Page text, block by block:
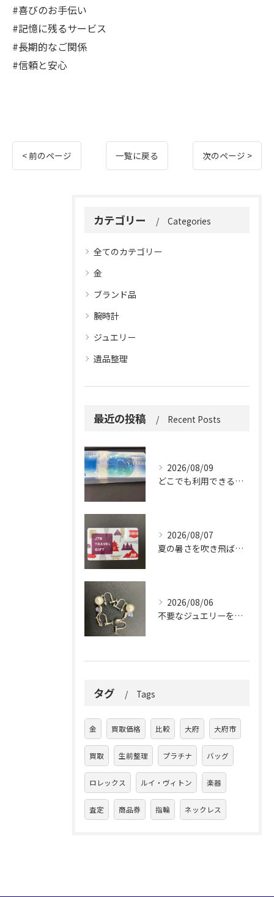
#喜びのお手伝い
#記憶に残るサービス
#長期的なご関係
#信頼と安心
< 前のページ 一覧に戻る 次のページ >
カテゴリー Categories
全てのカテゴリー
金
ブランド品
腕時計
ジュエリー
遺品整理
最近の投稿 Recent Posts
2026/08/09
どこでも利用できる便利さ。
2026/08/07
夏の暑さを吹き飛ばしに来てください。
2026/08/06
不要なジュエリーを眠らせていませんか？
タグ Tags
金 買取価格 比較 大府 大府市
買取 生前整理 プラチナ バッグ
ロレックス ルイ・ヴィトン 楽器
査定 商品券 指輪 ネックレス